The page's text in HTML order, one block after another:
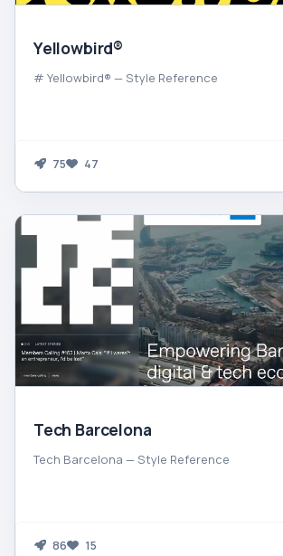
Yellowbird®
# Yellowbird® — Style Reference
75 47
Tech Barcelona
Tech Barcelona — Style Reference
86 15